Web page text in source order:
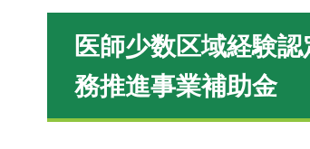
医師少数区域経験
務推進事業補助金